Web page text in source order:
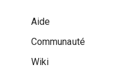
Aide
Communauté
Wiki